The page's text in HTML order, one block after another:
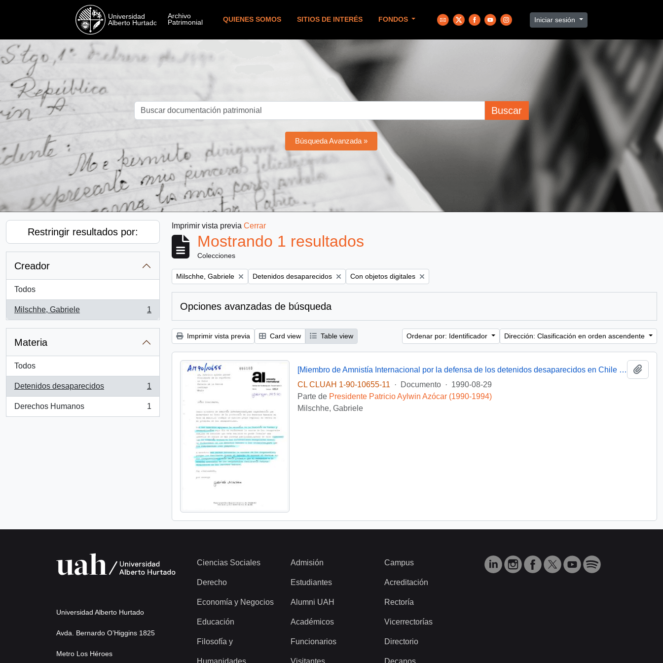
QUIENES SOMOS SITIOS DE INTERÉS FONDOS Iniciar sesión
Buscar
Búsqueda Avanzada »
Restringir resultados por:
Creador
Todos
Milschhe, Gabriele
, 1 resultados
1
Materia
Todos
Detenidos desaparecidos
, 1 resultados
1
Derechos Humanos
, 1 resultados
1
Imprimir vista previa Cerrar
Mostrando 1 resultados
Colecciones
Remove filter:
Milschhe, Gabriele Remove filter:
Detenidos desaparecidos Remove filter:
Con objetos digitales
Opciones avanzadas de búsqueda
Imprimir vista previa Card view Table view Ordenar por: Identificador Dirección: Clasificación en orden ascendente
[Miembro de Amnistía Internacional por la defensa de los detenidos desaparecidos en Chile felicita por la creación de la Comisión de de Verdad y Reconciliación]
CL CLUAH 1-90-10655-11
· Documento · 1990-08-29
Parte de Presidente Patricio Aylwin Azócar (1990-1994)
Milschhe, Gabriele
Universidad Alberto Hurtado
Avda. Bernardo O’Higgins 1825
Metro Los Héroes
Ciencias Sociales
Derecho
Economía y Negocios
Educación
Filosofía y
Humanidades
Admisión
Estudiantes
Alumni UAH
Académicos
Funcionarios
Visitantes
Campus
Acreditación
Rectoría
Vicerrectorías
Directorio
Decanos